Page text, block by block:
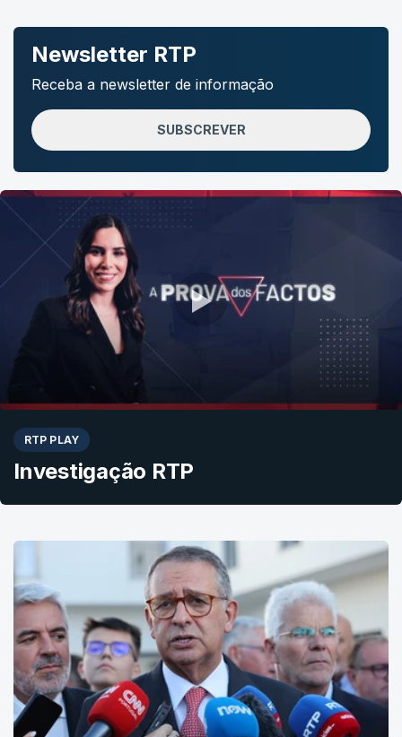
Newsletter RTP
Receba a newsletter de informação
SUBSCREVER
RTP PLAY
Investigação RTP